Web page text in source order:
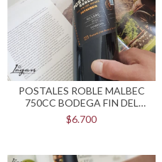
POSTALES ROBLE MALBEC
750CC BODEGA FIN DEL
MUNDO
$6.700